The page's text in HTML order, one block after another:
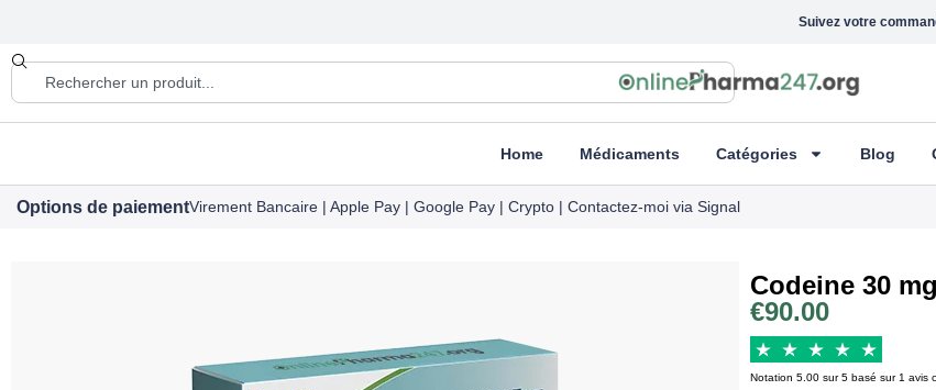
Suivez votre
Home Médicaments Catégories Blog
Options de paiementVirement Bancaire | Apple Pay | Google Pay | Crypto | Contactez-moi via Signal
Codeine 30
€90.00
Notation 5.00 sur 5 basé sur 1 avis